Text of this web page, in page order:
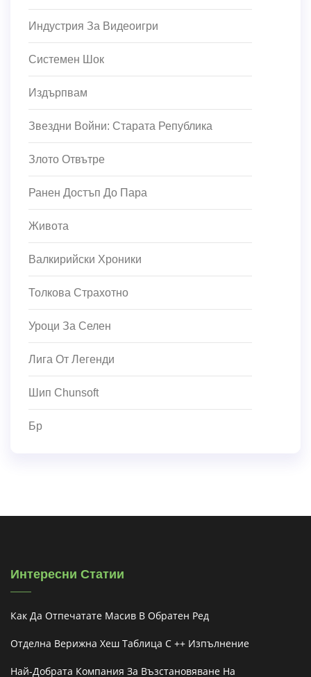
Индустрия За Видеоигри
Системен Шок
Издърпвам
Звездни Войни: Старата Република
Злото Отвътре
Ранен Достъп До Пара
Живота
Валкирийски Хроники
Толкова Страхотно
Уроци За Селен
Лига От Легенди
Шип Chunsoft
Бр
Интересни Статии
Как Да Отпечатате Масив В Обратен Ред
Отделна Верижна Хеш Таблица C ++ Изпълнение
Най-Добрата Компания За Възстановяване На